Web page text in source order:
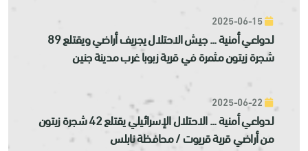
لدواعي أمنية ... جيش الاحتلال يجريف أراضي ويقتلع 89
شجرة زيتون مثمرة في قرية زبوبا غرب مدينة جنين
لدواعي أمنية ... الاحتلال الإسرائيلي يقتلع 42 شجرة زيتون
من أراضي قرية قريوت / محافظة نابلس